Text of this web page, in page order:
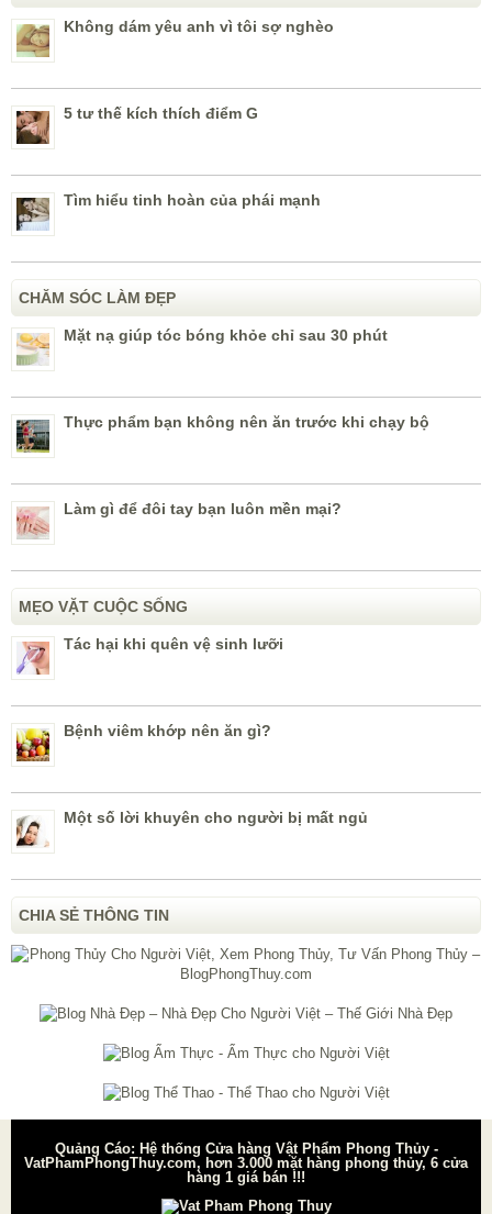
Không dám yêu anh vì tôi sợ nghèo
5 tư thế kích thích điểm G
Tìm hiểu tinh hoàn của phái mạnh
CHĂM SÓC LÀM ĐẸP
Mặt nạ giúp tóc bóng khỏe chỉ sau 30 phút
Thực phẩm bạn không nên ăn trước khi chạy bộ
Làm gì để đôi tay bạn luôn mền mại?
MẸO VẶT CUỘC SỐNG
Tác hại khi quên vệ sinh lưỡi
Bệnh viêm khớp nên ăn gì?
Một số lời khuyên cho người bị mất ngủ
CHIA SẺ THÔNG TIN
Quảng Cáo: Hệ thống Cửa hàng Vật Phẩm Phong Thủy -
VatPhamPhongThuy.com, hơn 3.000 mặt hàng phong thủy, 6 cửa
hàng 1 giá bán !!!